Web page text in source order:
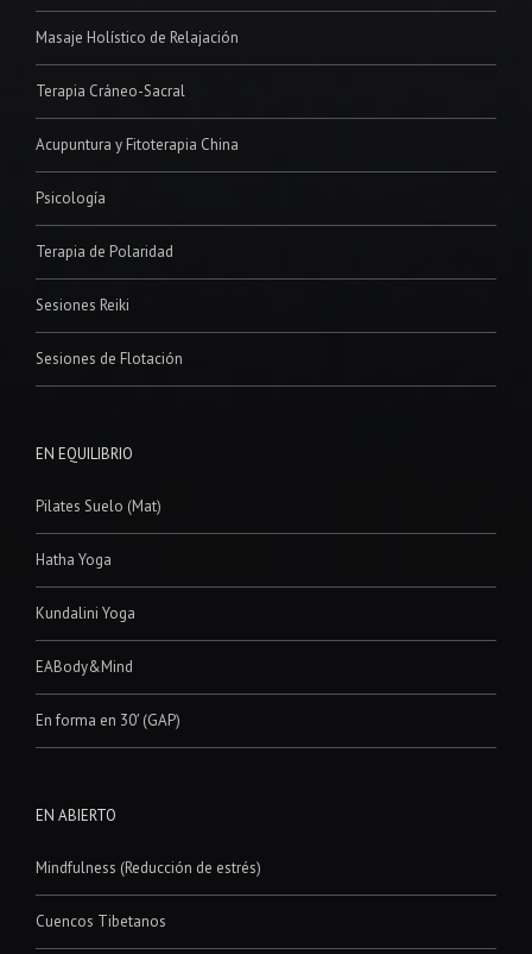
Masaje Holístico de Relajación
Terapia Cráneo-Sacral
Acupuntura y Fitoterapia China
Psicología
Terapia de Polaridad
Sesiones Reiki
Sesiones de Flotación
EN EQUILIBRIO
Pilates Suelo (Mat)
Hatha Yoga
Kundalini Yoga
EABody&Mind
En forma en 30′ (GAP)
EN ABIERTO
Mindfulness (Reducción de estrés)
Cuencos Tibetanos